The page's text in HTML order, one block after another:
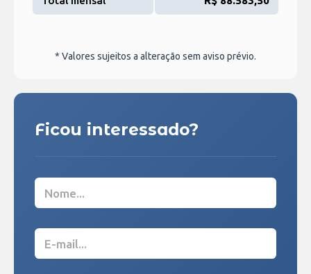
* Valores sujeitos a alteração sem aviso prévio.
Ficou interessado?